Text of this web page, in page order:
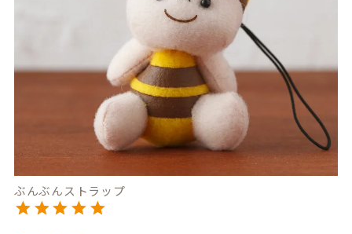
ぶんぶんストラップ